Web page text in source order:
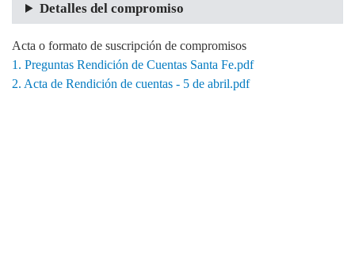
Detalles del compromiso
Acta o formato de suscripción de compromisos
1. Preguntas Rendición de Cuentas Santa Fe.pdf
2. Acta de Rendición de cuentas - 5 de abril.pdf